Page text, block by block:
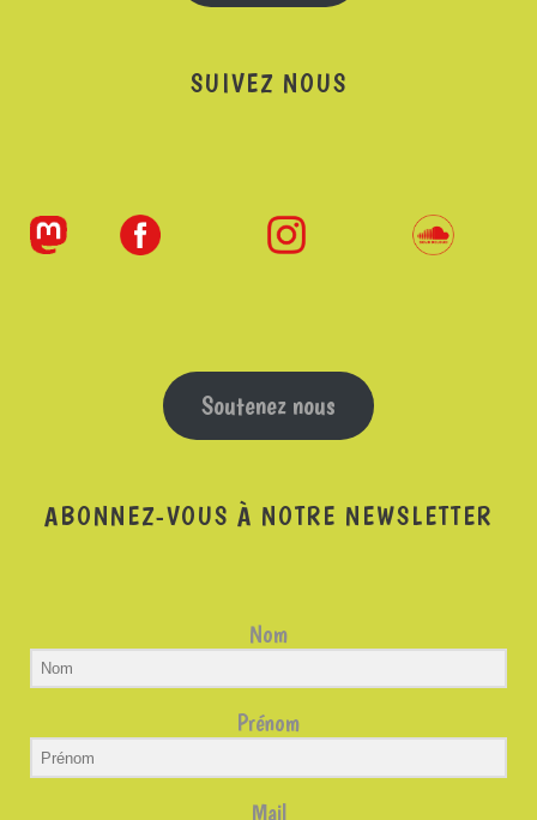
SUIVEZ NOUS
Soutenez nous
ABONNEZ-VOUS À NOTRE NEWSLETTER
Nom
Prénom
Mail